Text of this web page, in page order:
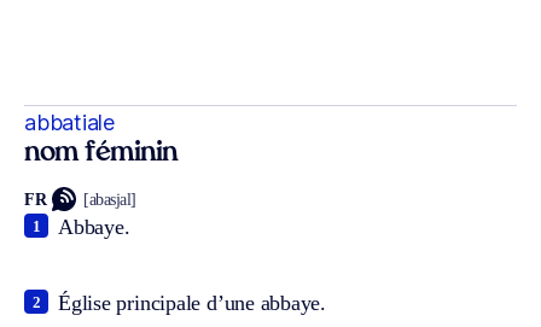
abbatiale
nom féminin
FR [abasjal]
Abbaye.
1
Église principale d’une abbaye.
2